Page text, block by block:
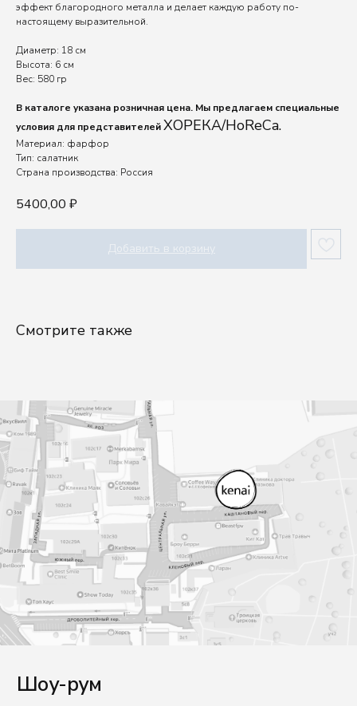
5400,00 ₽
Добавить в корзину
эффект благородного металла и делает каждую работу по-
настоящему выразительной.
Диаметр: 18 см
Высота: 6 см
Вес: 580 гр
В каталоге указана розничная цена. Мы предлагаем специальные
условия для представителейХОРЕКА/HoReCa.
Материал: фарфор
Тип: салатник
Страна производства: Россия
Смотрите также
Для въезда на территорию нужно заранее
сообщить данные авто. Для заказа пропуска.
Посуду выбирают руками, а влюбляются сердцем.
ПН-ПТ: 10.00-18.00
СБ-ВС: выходной
Написать в Telegram
Написать в Max
E-mail